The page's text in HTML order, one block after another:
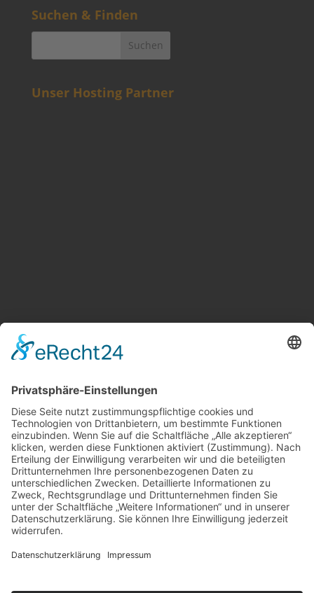
Suchen & Finden
Unser Hosting Partner
Weitere Informationen
Kontakt
Newsletter
FAQ
Schlagworte
Datenschutz
Impressum